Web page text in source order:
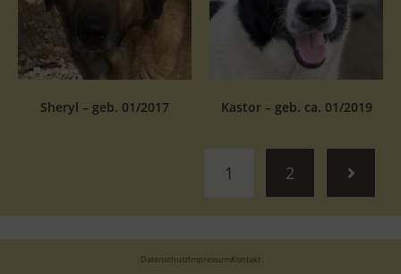
Sheryl – geb. 01/2017 Kastor – geb. ca. 01/2019
1 2
DatenschutzImpressumKontakt